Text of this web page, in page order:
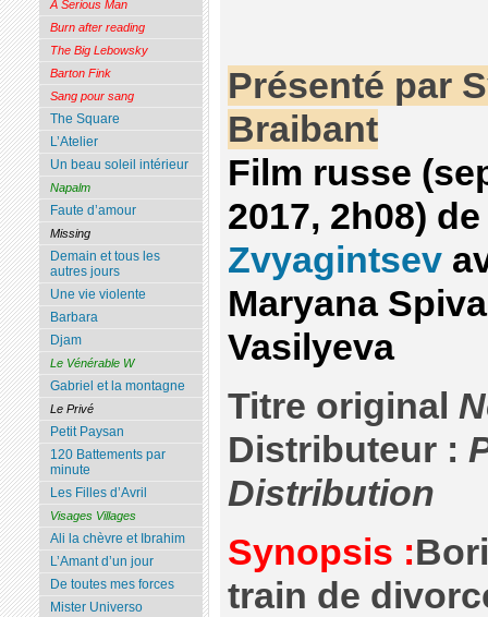
Présenté par
Braibant
Film russe
2017, 2h08) de
Zvyagintsev
Maryana
Vasilyeva
Titre original
Distributeur :
Distribution
Synopsis :
train de
A Serious Man
Burn after reading
The Big Lebowsky
Barton Fink
Sang pour sang
The Square
L’Atelier
Un beau soleil intérieur
Napalm
Faute d’amour
Missing
Demain et tous les
autres jours
Une vie violente
Barbara
Djam
Le Vénérable W
Gabriel et la montagne
Le Privé
Petit Paysan
120 Battements par
minute
Les Filles d’Avril
Visages Villages
Ali la chèvre et Ibrahim
L’Amant d’un jour
De toutes mes forces
Mister Universo